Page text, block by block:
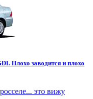
Плохо заводится и плохо
это вижу